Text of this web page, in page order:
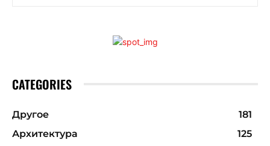
CATEGORIES
Другое
181
Архитектура
125